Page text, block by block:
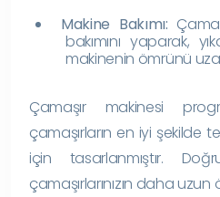
Makine Bakımı:
bakımını yaparak,
makinenin ömrünü
Çamaşır makinesi
çamaşırların en iyi şekilde
için tasarlanmıştır.
çamaşırlarınızın daha uzun